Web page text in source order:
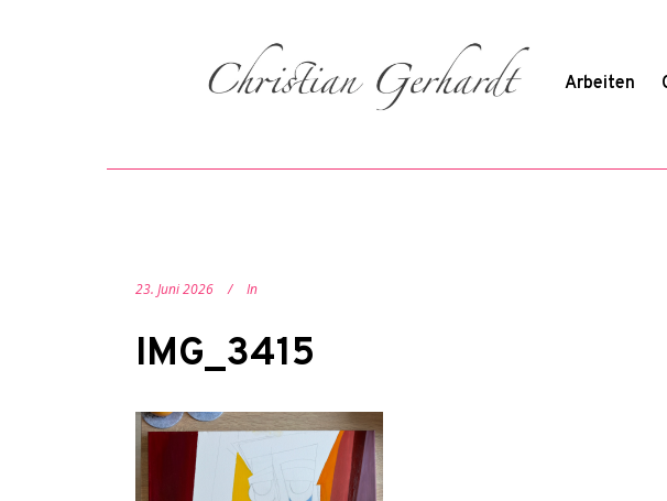
Arbeiten
23. Juni 2026 In
IMG_3415